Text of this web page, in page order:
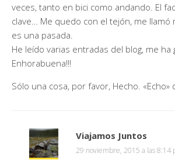
veces, tanto en bici como andando. El
clave… Me quedo con el tejón, me llamó
es una pasada.
He leído varias entradas del blog, me ha
Enhorabuena!!!
Sólo una cosa, por favor, Hecho. «Echo»
Viajamos Juntos
29 noviembre, 2015 a las 8:14